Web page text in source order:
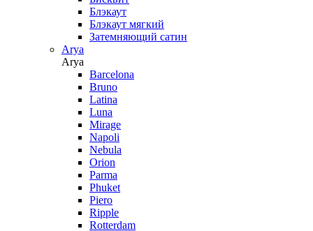
Блэкаут
Блэкаут мягкий
Затемняющий сатин
Arya
Arya
Barcelona
Bruno
Latina
Luna
Mirage
Napoli
Nebula
Orion
Parma
Phuket
Piero
Ripple
Rotterdam